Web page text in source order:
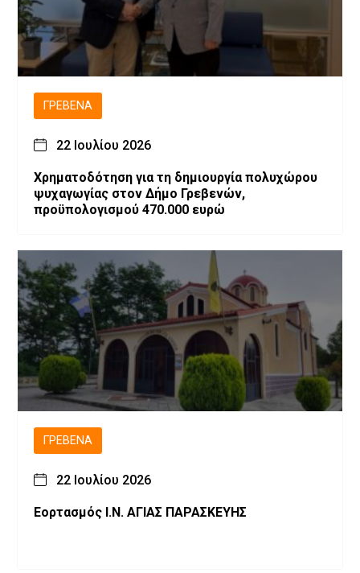
ΓΡΕΒΕΝΆ
22 Ιουλίου 2026
Χρηματοδότηση για τη δημιουργία πολυχώρου
ψυχαγωγίας στον Δήμο Γρεβενών,
προϋπολογισμού 470.000 ευρώ
ΓΡΕΒΕΝΆ
22 Ιουλίου 2026
Εορτασμός Ι.Ν. ΑΓΙΑΣ ΠΑΡΑΣΚΕΥΗΣ